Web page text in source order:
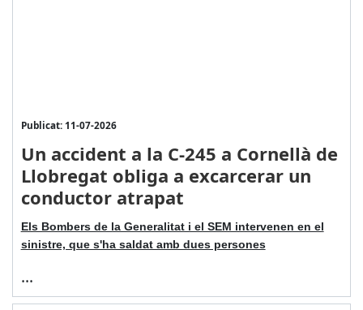
Publicat: 11-07-2026
Un accident a la C-245 a Cornellà de
Llobregat obliga a excarcerar un
conductor atrapat
Els Bombers de la Generalitat i el SEM intervenen en el
sinistre, que s'ha saldat amb dues persones
...